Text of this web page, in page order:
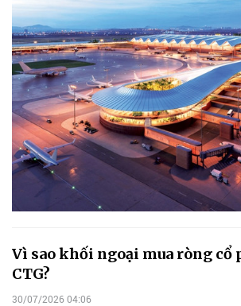
Vì sao khối ngoại mua ròng cổ
CTG?
30/07/2026 04:06